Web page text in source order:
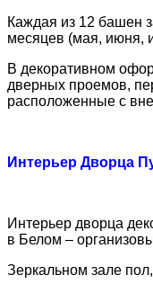
Каждая из 12 башен
месяцев (мая, июня,
В декоративном
дверных проемов,
расположенные с
Интерьер Дворца
Интерьер дворца
в Белом –
Зеркальном зале